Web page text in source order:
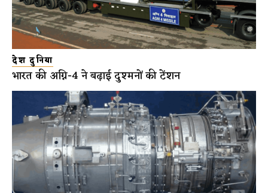
देश दुनिया
भारत की अग्नि-4 ने बढ़ाई दुश्मनों की टेंशन